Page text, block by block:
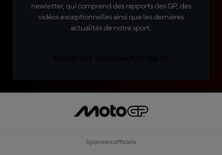
newletter, qui comprend des rapports des GP, des
vidéos exceptionnelles ainsi que les dernières
actualités de notre sport.
Sponsors officiels